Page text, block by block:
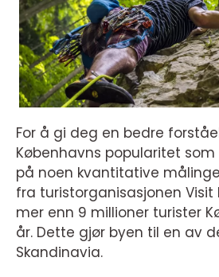
For å gi deg en bedre
Københavns popularitet som
på noen kvantitative
fra turistorganisasjonen Visit
mer enn 9 millioner turister
år. Dette gjør byen til en av
Skandinavia.